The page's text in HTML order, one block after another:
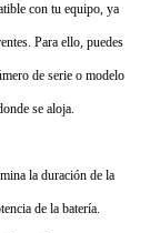
con tu equipo, ya
Para ello, puedes
de serie o modelo
se aloja.
la duración de la
de la batería.